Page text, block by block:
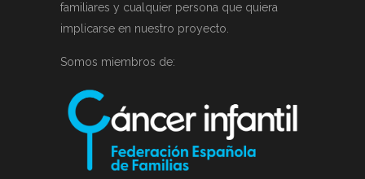
familiares y cualquier persona que quiera
implicarse en nuestro proyecto.
Somos miembros de: